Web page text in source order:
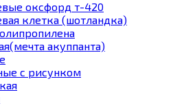
оксфорд т-420
клетка (шотландка)
акуппанта)
с рисунком